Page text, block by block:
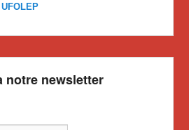
notre newsletter